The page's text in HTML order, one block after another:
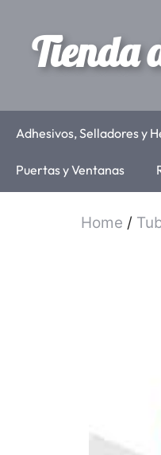
Tienda
Adhesivos, Selladores y
Puertas y Ventanas
Home /